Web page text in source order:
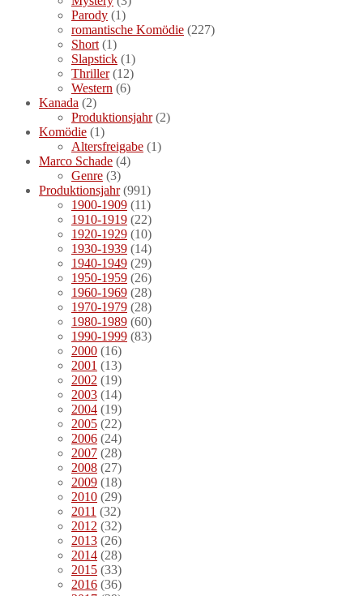
Parody (1)
romantische Komödie (227)
Short (1)
Slapstick (1)
Thriller(12)
Western (6)
Kanada (2)
Produktionsjahr(2)
Komödie (1)
Altersfreigabe (1)
Marco Schade (4)
Genre (3)
Produktionsjahr(991)
1900-1909 (11)
1910-1919 (22)
1920-1929 (10)
1930-1939 (14)
1940-1949 (29)
1950-1959 (26)
1960-1969 (28)
1970-1979 (28)
1980-1989 (60)
1990-1999 (83)
2000 (16)
2001 (13)
2002 (19)
2003 (14)
2004 (19)
2005 (22)
2006 (24)
2007 (28)
2008 (27)
2009 (18)
2010 (29)
2011 (32)
2012 (32)
2013 (26)
2014 (28)
2015 (33)
2016 (36)